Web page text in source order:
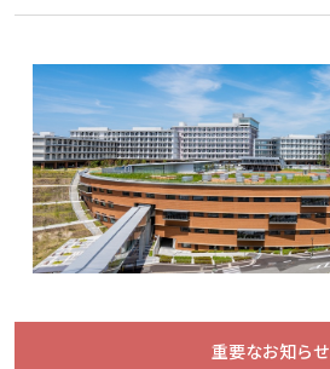
重要なお知らせ